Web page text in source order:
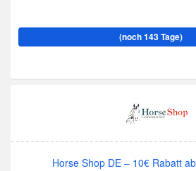
(noch 143 Tage)
Horse Shop DE – 10€ Rabatt